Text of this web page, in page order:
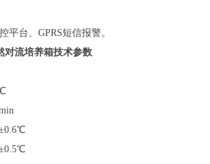
平台、GPRS短信报警。
对流培养箱技术参数